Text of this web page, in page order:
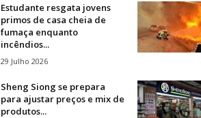
Estudante resgata jovens
primos de casa cheia de
fumaça enquanto
incêndios...
29 Julho 2026
Sheng Siong se prepara
para ajustar preços e mix de
produtos...